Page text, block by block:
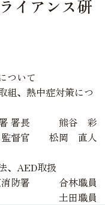
イアンス研
ついて
組、熱中症対策につ
督署 署長 熊谷 彩
監督官 松岡 直人
、AED取扱
消防署 合林職員
土田職員